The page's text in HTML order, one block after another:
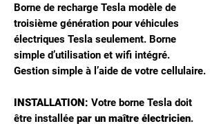
Borne de recharge Tesla modèle de
troisième génération pour véhicules
électriques Tesla seulement. Borne
simple d’utilisation et wifi intégré.
Gestion simple à l’aide de votre cellulaire.
INSTALLATION: Votre borne Tesla doit
être installée par un maître électricien.